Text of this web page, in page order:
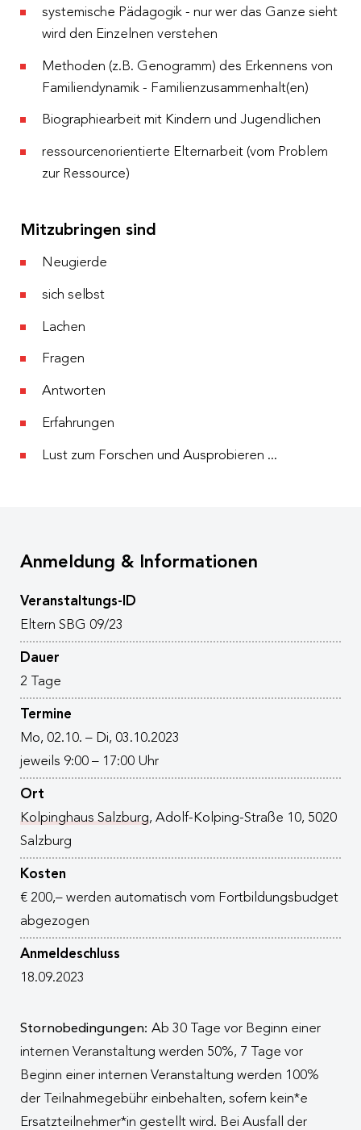
systemische Pädagogik - nur wer das Ganze sieht
wird den Einzelnen verstehen
Methoden (z.B. Genogramm) des Erkennens von
Familiendynamik - Familienzusammenhalt(en)
Biographiearbeit mit Kindern und Jugendlichen
ressourcenorientierte Elternarbeit (vom Problem
zur Ressource)
Mitzubringen sind
Neugierde
sich selbst
Lachen
Fragen
Antworten
Erfahrungen
Lust zum Forschen und Ausprobieren ...
Anmeldung & Informationen
Veranstaltungs-ID
Eltern SBG 09/23
Dauer
2 Tage
Termine
Mo, 02.10. – Di, 03.10.2023
jeweils 9:00 – 17:00 Uhr
Ort
Kolpinghaus Salzburg, Adolf-Kolping-Straße 10, 5020
Salzburg
Kosten
€ 200,– werden automatisch vom Fortbildungsbudget
abgezogen
Anmeldeschluss
18.09.2023
Stornobedingungen: Ab 30 Tage vor Beginn einer
internen Veranstaltung werden 50%, 7 Tage vor
Beginn einer internen Veranstaltung werden 100%
der Teilnahmegebühr einbehalten, sofern kein*e
Ersatzteilnehmer*in gestellt wird. Bei Ausfall der